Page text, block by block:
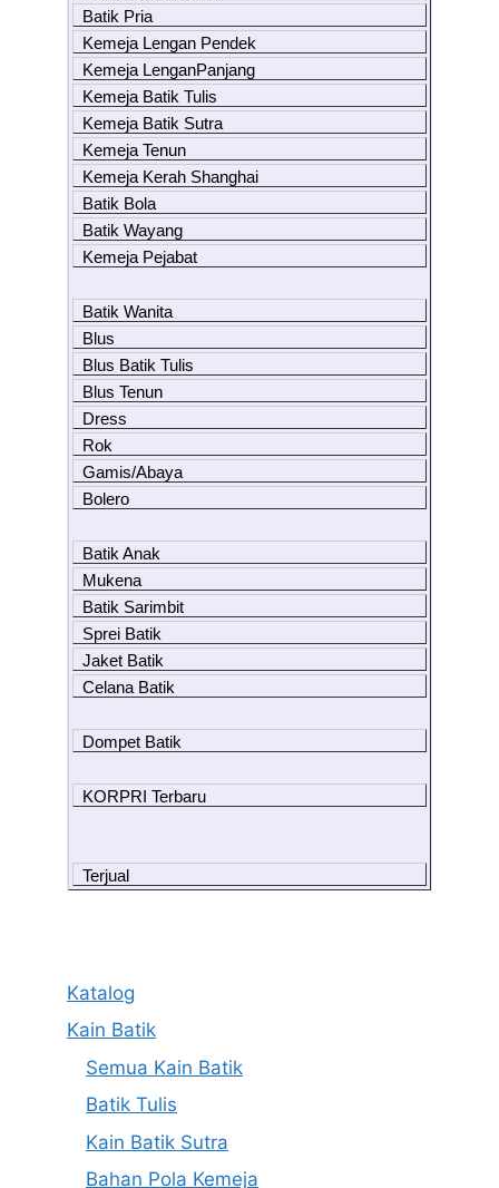
Batik Pria
Kemeja Lengan Pendek
Kemeja LenganPanjang
Kemeja Batik Tulis
Kemeja Batik Sutra
Kemeja Tenun
Kemeja Kerah Shanghai
Batik Bola
Batik Wayang
Kemeja Pejabat
Batik Wanita
Blus
Blus Batik Tulis
Blus Tenun
Dress
Rok
Gamis/Abaya
Bolero
Batik Anak
Mukena
Batik Sarimbit
Sprei Batik
Jaket Batik
Celana Batik
Dompet Batik
KORPRI Terbaru
Terjual
Katalog
Kain Batik
Semua Kain Batik
Batik Tulis
Kain Batik Sutra
Bahan Pola Kemeja